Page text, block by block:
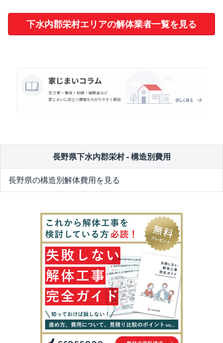
下水内郡栄村エリアの解体業者一覧を見る
長野県下水内郡栄村 - 構造別費用
長野県の構造別解体費用を見る